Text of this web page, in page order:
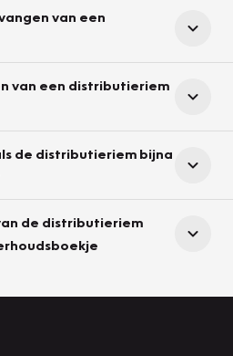
van een
van een distributieriem
de distributieriem bijna
de distributieriem